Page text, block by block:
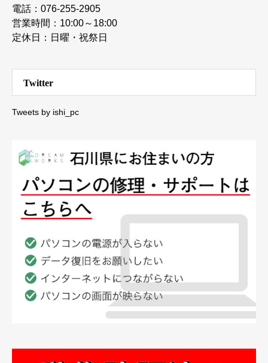
電話：076-255-2905
営業時間：10:00～18:00
定休日：日曜・祝祭日
Twitter
Tweets by ishi_pc